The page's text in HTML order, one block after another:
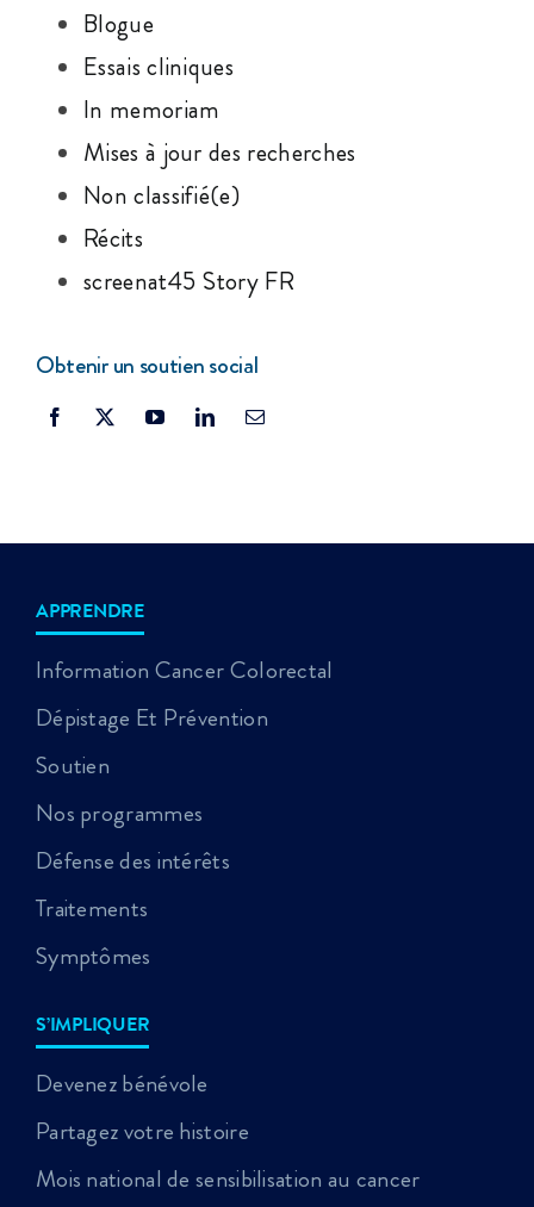
Blogue
Essais cliniques
In memoriam
Mises à jour des recherches
Non classifié(e)
Récits
screenat45 Story FR
Obtenir un soutien social
APPRENDRE
Information Cancer Colorectal
Dépistage Et Prévention
Soutien
Nos programmes
Défense des intérêts
Traitements
Symptômes
S’IMPLIQUER
Devenez bénévole
Partagez votre histoire
Mois national de sensibilisation au cancer